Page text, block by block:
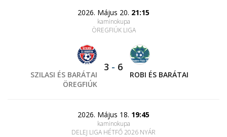
2026. Május 20. 21:15
kaminokupa
ÖREGFIÚK LIGA
SZILASI ÉS BARÁTAI
ÖREGFIÚK
3 - 6
ROBI ÉS BARÁTAI
2026. Május 18. 19:45
kaminokupa
DELEJ LIGA HÉTFŐ 2026 NYÁR